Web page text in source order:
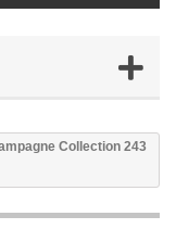
Collection 243